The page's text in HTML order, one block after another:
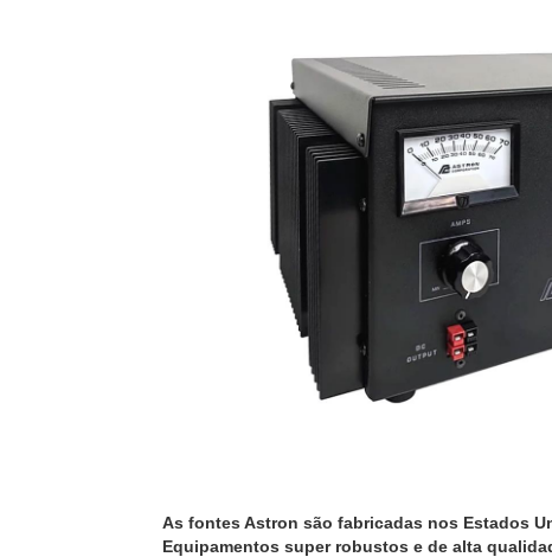
As fontes Astron são fabricadas nos Estados
Equipamentos super robustos e de alta